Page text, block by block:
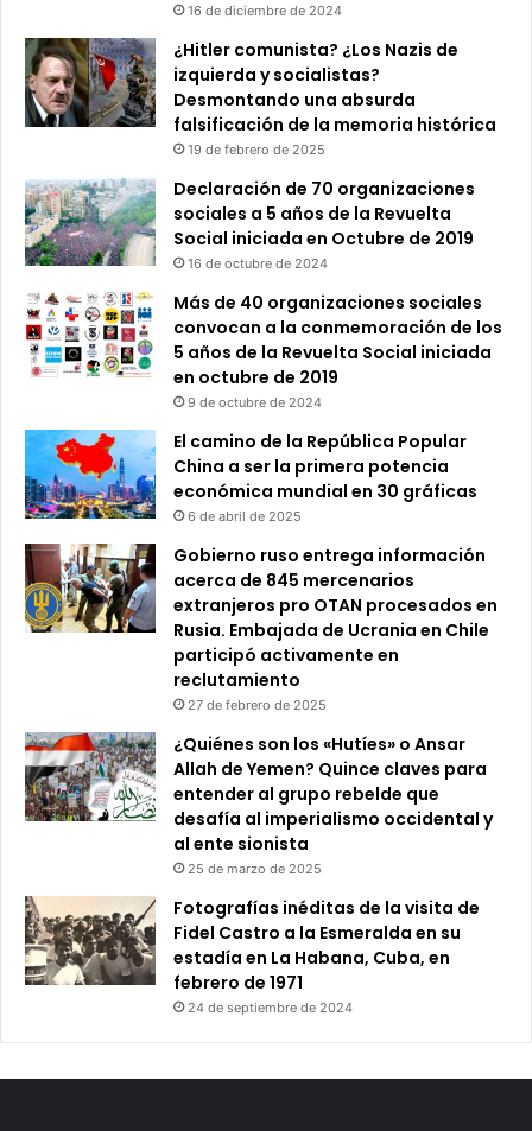
16 de diciembre de 2024
¿Hitler comunista? ¿Los Nazis de
izquierda y socialistas?
Desmontando una absurda
falsificación de la memoria histórica
19 de febrero de 2025
Declaración de 70 organizaciones
sociales a 5 años de la Revuelta
Social iniciada en Octubre de 2019
16 de octubre de 2024
Más de 40 organizaciones sociales
convocan a la conmemoración de los
5 años de la Revuelta Social iniciada
en octubre de 2019
9 de octubre de 2024
El camino de la República Popular
China a ser la primera potencia
económica mundial en 30 gráficas
6 de abril de 2025
Gobierno ruso entrega información
acerca de 845 mercenarios
extranjeros pro OTAN procesados en
Rusia. Embajada de Ucrania en Chile
participó activamente en
reclutamiento
27 de febrero de 2025
¿Quiénes son los «Hutíes» o Ansar
Allah de Yemen? Quince claves para
entender al grupo rebelde que
desafía al imperialismo occidental y
al ente sionista
25 de marzo de 2025
Fotografías inéditas de la visita de
Fidel Castro a la Esmeralda en su
estadía en La Habana, Cuba, en
febrero de 1971
24 de septiembre de 2024